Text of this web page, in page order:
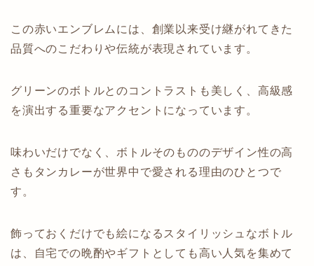
この赤いエンブレムには、創業以来受け継がれてきた
品質へのこだわりや伝統が表現されています。
グリーンのボトルとのコントラストも美しく、高級感
を演出する重要なアクセントになっています。
味わいだけでなく、ボトルそのもののデザイン性の高
さもタンカレーが世界中で愛される理由のひとつで
す。
飾っておくだけでも絵になるスタイリッシュなボトル
は、自宅での晩酌やギフトとしても高い人気を集めて